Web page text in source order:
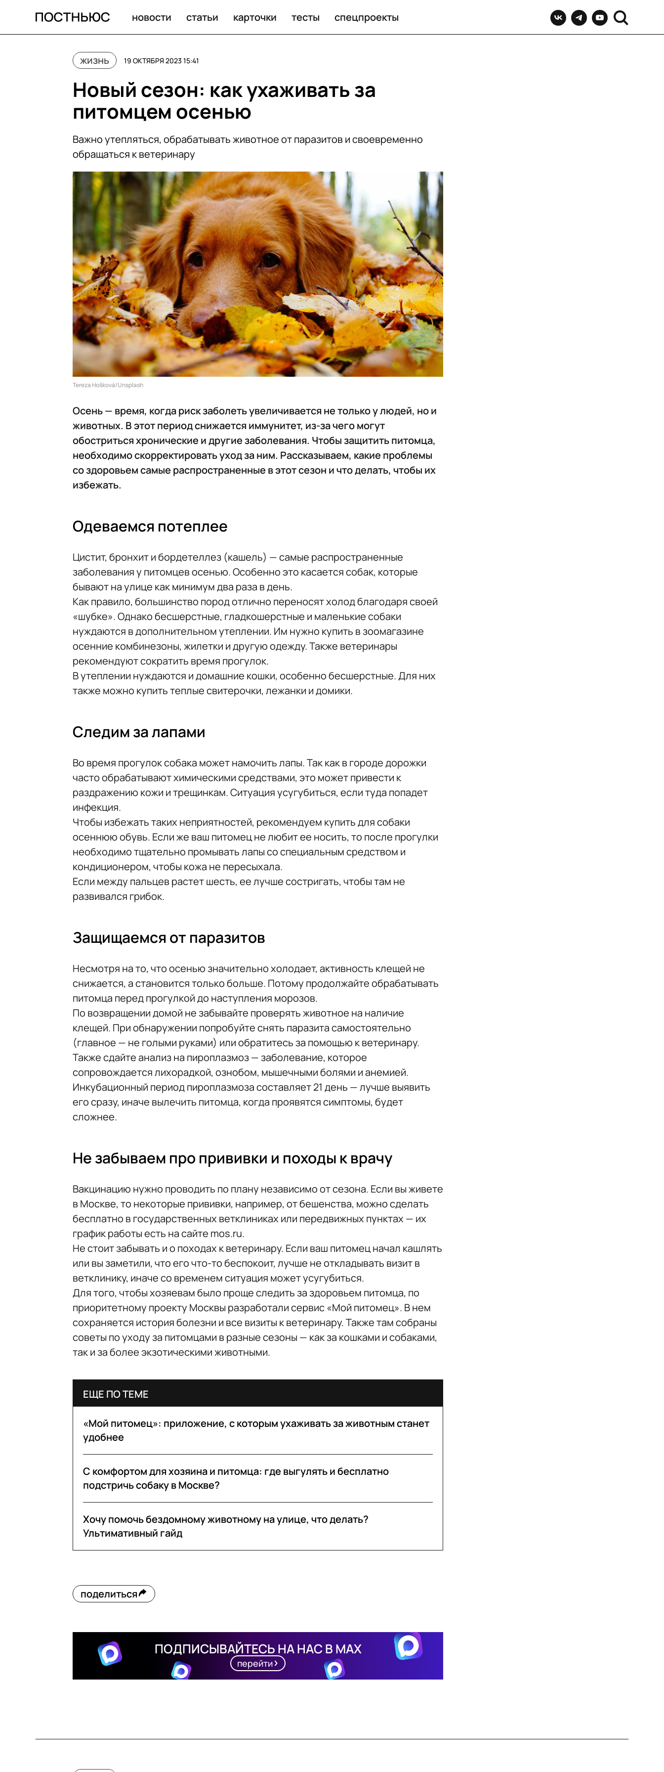
новости статьи карточки тесты спецпроекты
жизнь 19 ОКТЯБРЯ 2023 15:41
Новый сезон: как ухаживать за
питомцем осенью
Важно утепляться, обрабатывать животное от паразитов и своевременно
обращаться к ветеринару
Tereza Hošková/Unsplash
Осень — время, когда риск заболеть увеличивается не только у людей, но и
животных. В этот период снижается иммунитет, из-за чего могут
обостриться хронические и другие заболевания. Чтобы защитить питомца,
необходимо скорректировать уход за ним. Рассказываем, какие проблемы
со здоровьем самые распространенные в этот сезон и что делать, чтобы их
избежать.
Одеваемся потеплее
Цистит, бронхит и бордетеллез (кашель) — самые распространенные
заболевания у питомцев осенью. Особенно это касается собак, которые
бывают на улице как минимум два раза в день.
Как правило, большинство пород отлично переносят холод благодаря своей
«шубке». Однако бесшерстные, гладкошерстные и маленькие собаки
нуждаются в дополнительном утеплении. Им нужно купить в зоомагазине
осенние комбинезоны, жилетки и другую одежду. Также ветеринары
рекомендуют сократить время прогулок.
В утеплении нуждаются и домашние кошки, особенно бесшерстные. Для них
также можно купить теплые свитерочки, лежанки и домики.
Следим за лапами
Во время прогулок собака может намочить лапы. Так как в городе дорожки
часто обрабатывают химическими средствами, это может привести к
раздражению кожи и трещинкам. Ситуация усугубиться, если туда попадет
инфекция.
Чтобы избежать таких неприятностей, рекомендуем купить для собаки
осеннюю обувь. Если же ваш питомец не любит ее носить, то после прогулки
необходимо тщательно промывать лапы со специальным средством и
кондиционером, чтобы кожа не пересыхала.
Если между пальцев растет шесть, ее лучше состригать, чтобы там не
развивался грибок.
Защищаемся от паразитов
Несмотря на то, что осенью значительно холодает, активность клещей не
снижается, а становится только больше. Потому продолжайте обрабатывать
питомца перед прогулкой до наступления морозов.
По возвращении домой не забывайте проверять животное на наличие
клещей. При обнаружении попробуйте снять паразита самостоятельно
(главное — не голыми руками) или обратитесь за помощью к ветеринару.
Также сдайте анализ на пироплазмоз — заболевание, которое
сопровождается лихорадкой, ознобом, мышечными болями и анемией.
Инкубационный период пироплазмоза составляет 21 день — лучше выявить
его сразу, иначе вылечить питомца, когда проявятся симптомы, будет
сложнее.
Не забываем про прививки и походы к врачу
Вакцинацию нужно проводить по плану независимо от сезона. Если вы живете
в Москве, то некоторые прививки, например, от бешенства, можно сделать
бесплатно в государственных ветклиниках или передвижных пунктах — их
график работы есть на сайте mos.ru.
Не стоит забывать и о походах к ветеринару. Если ваш питомец начал кашлять
или вы заметили, что его что-то беспокоит, лучше не откладывать визит в
ветклинику, иначе со временем ситуация может усугубиться.
Для того, чтобы хозяевам было проще следить за здоровьем питомца, по
приоритетному проекту Москвы разработали сервис «Мой питомец». В нем
сохраняется история болезни и все визиты к ветеринару. Также там собраны
советы по уходу за питомцами в разные сезоны — как за кошками и собаками,
так и за более экзотическими животными.
ЕЩЕ ПО ТЕМЕ
«Мой питомец»: приложение, с которым ухаживать за животным станет
удобнее
С комфортом для хозяина и питомца: где выгулять и бесплатно
подстричь собаку в Москве?
Хочу помочь бездомному животному на улице, что делать?
Ультимативный гайд
поделиться
ПОДПИСЫВАЙТЕСЬ НА НАС В MAX
перейти